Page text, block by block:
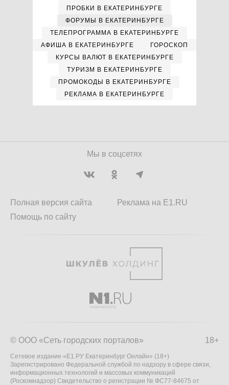
ПРОБКИ В ЕКАТЕРИНБУРГЕ
ФОРУМЫ В ЕКАТЕРИНБУРГЕ
ТЕЛЕПРОГРАММА В ЕКАТЕРИНБУРГЕ
АФИША В ЕКАТЕРИНБУРГЕ
ГОРОСКОП
КУРСЫ ВАЛЮТ В ЕКАТЕРИНБУРГЕ
ТУРИЗМ В ЕКАТЕРИНБУРГЕ
ПРОМОКОДЫ В ЕКАТЕРИНБУРГЕ
РЕКЛАМА В ЕКАТЕРИНБУРГЕ
Мы в соцсетях
Полная версия сайта
Помощь по сайту
Реклама на E1.RU
18+
© ООО «Сеть городских порталов»
Сетевое издание «Е1.РУ Екатеринбург Онлайн» (18+)
Зарегистрировано Федеральной службой по надзору в сфере связи,
информационных технологий и массовых коммуникаций
(Роскомнадзор) Свидетельство о регистрации № ФС77-84675 от